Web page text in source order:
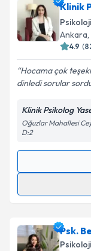
Klinik
Psikoloji
Ankara
4.9 (
Hocama çok
dinledi sorular
Klinik Psikolog
Oğuzlar Mahallesi
D:2
Randevu
için birPsk.
Psikoloji